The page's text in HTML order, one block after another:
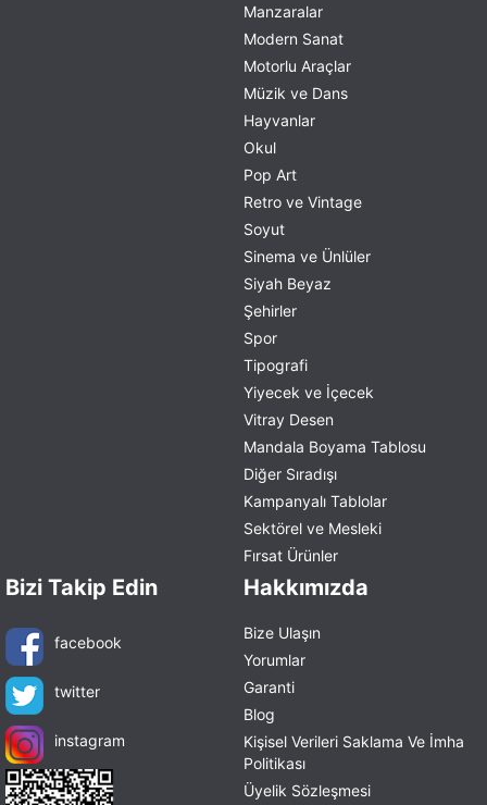
Manzaralar
Modern Sanat
Motorlu Araçlar
Müzik ve Dans
Hayvanlar
Okul
Pop Art
Retro ve Vintage
Soyut
Sinema ve Ünlüler
Siyah Beyaz
Şehirler
Spor
Tipografi
Yiyecek ve İçecek
Vitray Desen
Mandala Boyama Tablosu
Diğer Sıradışı
Kampanyalı Tablolar
Sektörel ve Mesleki
Fırsat Ürünler
Bizi Takip Edin
facebook
twitter
instagram
Hakkımızda
Bize Ulaşın
Yorumlar
Garanti
Blog
Kişisel Verileri Saklama Ve İmha
Politikası
Üyelik Sözleşmesi